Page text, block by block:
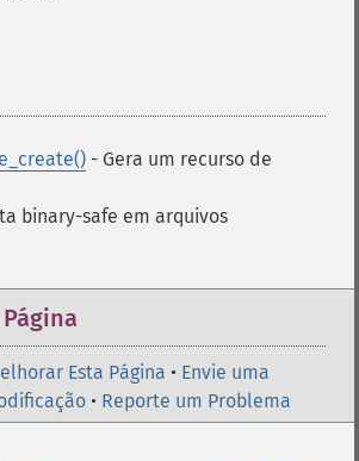
- Gera um recurso de
binary-safe em arquivos
Esta Página • Envie uma
• Reporte um Problema